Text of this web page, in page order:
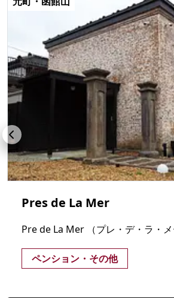
Pres de La Mer
Pre de La Mer （プレ・デ・ラ・
ペンション・その他